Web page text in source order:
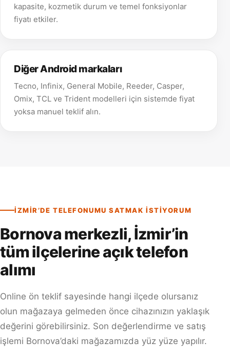
kapasite, kozmetik durum ve temel fonksiyonlar
fiyatı etkiler.
Diğer Android markaları
Tecno, Infinix, General Mobile, Reeder, Casper,
Omix, TCL ve Trident modelleri için sistemde fiyat
yoksa manuel teklif alın.
İZMIR’DE TELEFONUMU SATMAK ISTIYORUM
Bornova merkezli, İzmir’in
tüm ilçelerine açık telefon
alımı
Online ön teklif sayesinde hangi ilçede olursanız
olun mağazaya gelmeden önce cihazınızın yaklaşık
değerini görebilirsiniz. Son değerlendirme ve satış
işlemi Bornova’daki mağazamızda yüz yüze yapılır.